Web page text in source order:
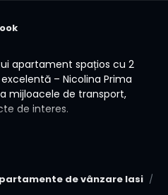
de vânzare Iasi
apartament spațios cu 2
– Nicolina Prima
mijloacele de transport,
de interes.
echilibrate